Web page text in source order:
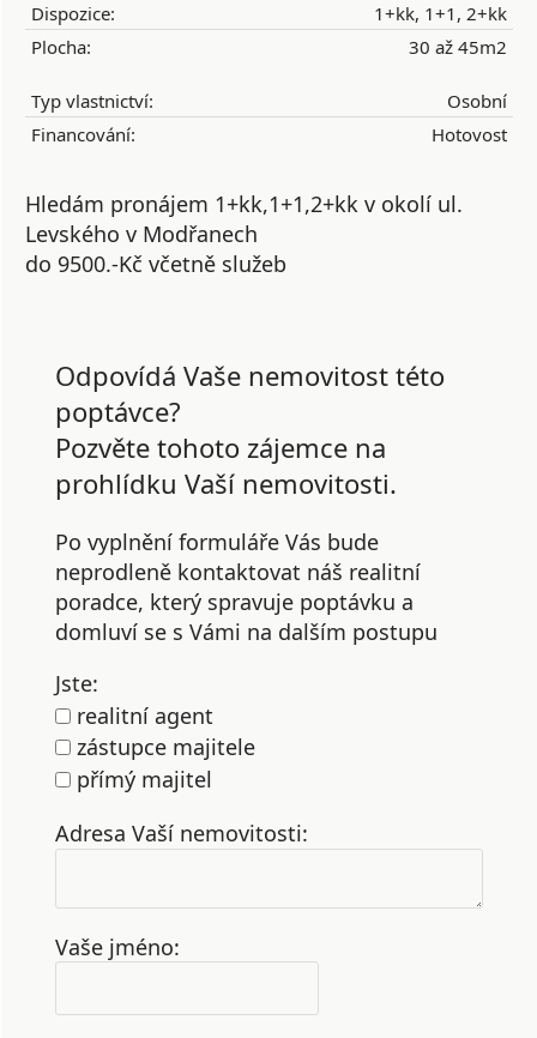
Dispozice:
1+kk, 1+1, 2+kk
Plocha:
30 až 45m2
Typ vlastnictví:
Osobní
Financování:
Hotovost
Hledám pronájem 1+kk,1+1,2+kk v okolí ul.
Levského v Modřanech
do 9500.-Kč včetně služeb
Odpovídá Vaše nemovitost této
poptávce?
Pozvěte tohoto zájemce na
prohlídku Vaší nemovitosti.
Po vyplnění formuláře Vás bude
neprodleně kontaktovat náš realitní
poradce, který spravuje poptávku a
domluví se s Vámi na dalším postupu
Jste:
realitní agent
zástupce majitele
přímý majitel
Adresa Vaší nemovitosti:
Vaše jméno: